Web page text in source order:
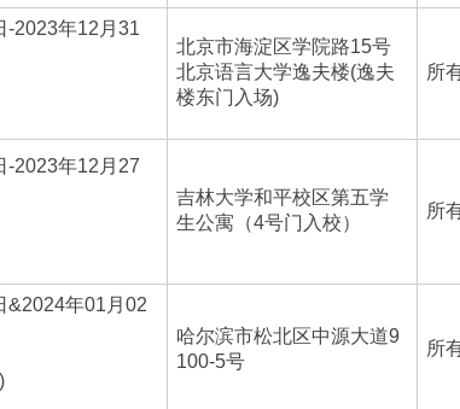
-2023年12月31
北京市海淀区学院路15号
北京语言大学逸夫楼(逸夫
楼东门入场)
所
-2023年12月27
吉林大学和平校区第五学
生公寓（4号门入校）
所
&2024年01月02
哈尔滨市松北区中源大道9
100-5号
所